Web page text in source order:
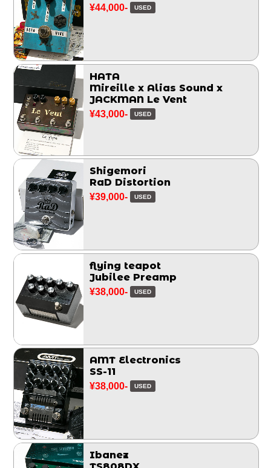
¥44,000- USED
HATA
Mireille x Alias Sound x
JACKMAN Le Vent
¥43,000- USED
Shigemori
RaD Distortion
¥39,000- USED
flying teapot
Jubilee Preamp
¥38,000- USED
AMT Electronics
SS-11
¥38,000- USED
Ibanez